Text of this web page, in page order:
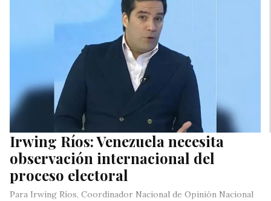
Irwing Ríos: Venezuela necesita
observación internacional del
proceso electoral
Para Irwing Ríos, Coordinador Nacional de Opinión Nacional